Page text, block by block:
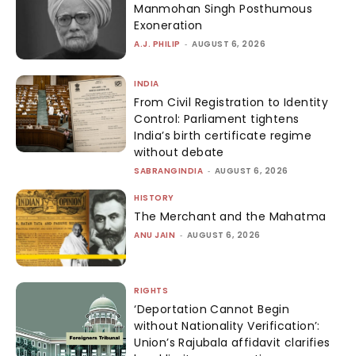
Manmohan Singh Posthumous
Exoneration
A.J. PHILIP - AUGUST 6, 2026
INDIA
From Civil Registration to Identity
Control: Parliament tightens
India’s birth certificate regime
without debate
SABRANGINDIA - AUGUST 6, 2026
HISTORY
The Merchant and the Mahatma
ANU JAIN - AUGUST 6, 2026
RIGHTS
‘Deportation Cannot Begin
without Nationality Verification’:
Union’s Rajubala affidavit clarifies